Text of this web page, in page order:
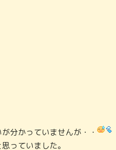
分かっていませんが・・
っていました。